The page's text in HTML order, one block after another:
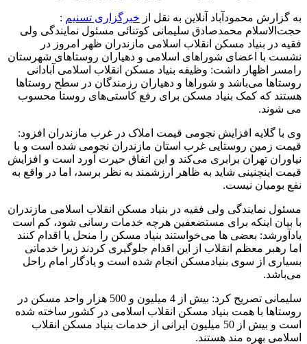
به گزارش محمودآباد آنلاین به نقل از خبرگزاری تسنیم :
حجت‌الاسلام محمدصادق سلیمانی کوتنائی مسئول نمایندگی ولی
فقیه در بنیاد مسکن انقلاب اسلامی مازندران ظهر امروز در
نشست با اعضای شوراهای اسلامی و دهیاران روستاهای شهرستان
رامسر‌ اظهار داشت: وظیفه بنیاد مسکن انقلاب اسلامی آبادانی
روستاها می‌باشد و شوراها و دهیاران رزمندگان در سطح روستاها
هستند که کمک بنیاد مسکن برای رفع کاستی‌های روستا محسوب
می شوند.
وی با گلایه افزایش نجومی قیمت املاک در غرب مازندران افزود:
قیمت زمین روستایی غرب استان مازندران نجومی شده است و با
نیاوران تهران برابری می‌کند و این اتفاق حیرت آورد است و افزایش
قیمت اینچنینی شاید به ظاهر ارزشمند به نظر برسد، اما در واقع به
نفع بومیان نیست.
مسئول نمایندگی ولی فقیه در بنیاد مسکن انقلاب اسلامی مازندران
با بیان اینکه برای مستضعفین هرچه خدمات رسانی شود، کم است
یادآورشد: بعضی ها می‌خواستند بنیاد مسکن را منحل یا اقدام کنند
اما رهبر معظم انقلاب از این اقدام جلوگیری کردند زیرا خدماتی
بسیاری از سوی بنیادمسکن انجام شده است و یادگار امام راحل
می‌باشد.
سلیمانی تصریح کرد: بیش از 4 میلیون و 500 هزار واحد مسکن در
روستاها با همت بنیاد مسکن انقلاب اسلامی در کشور ساخته شده
است و بیش از 50 میلیون ایرانی از خدمات بنیاد مسکن انقلاب
اسلامی بهره مند هستند.